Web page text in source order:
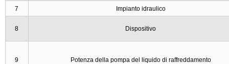
7 Impianto idraulico
8 Dispositivo
9 Potenza della pompa del liquido di raffreddamento